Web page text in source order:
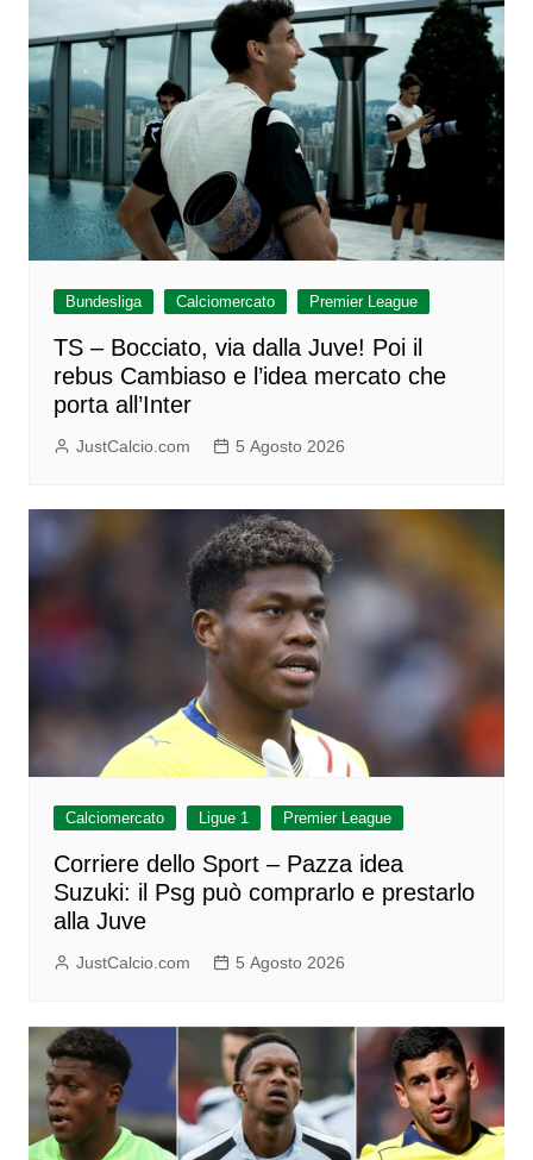
Bundesliga Calciomercato Premier League
TS – Bocciato, via dalla Juve! Poi il
rebus Cambiaso e l’idea mercato che
porta all’Inter
JustCalcio.com 5 Agosto 2026
Calciomercato Ligue 1 Premier League
Corriere dello Sport – Pazza idea
Suzuki: il Psg può comprarlo e prestarlo
alla Juve
JustCalcio.com 5 Agosto 2026